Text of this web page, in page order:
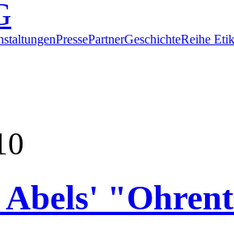
PressePartnerGeschichteReihe